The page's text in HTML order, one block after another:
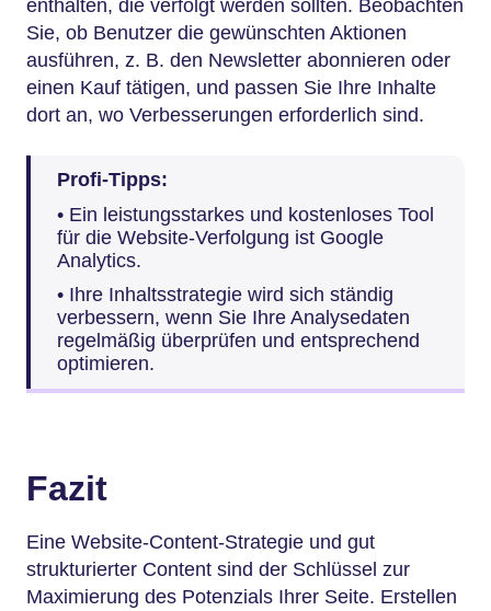
enthalten, die verfolgt werden sollten. Beobachten
Sie, ob Benutzer die gewünschten Aktionen
ausführen, z. B. den Newsletter abonnieren oder
einen Kauf tätigen, und passen Sie Ihre Inhalte
dort an, wo Verbesserungen erforderlich sind.
Profi-Tipps:
• Ein leistungsstarkes und kostenloses Tool
für die Website-Verfolgung ist Google
Analytics.
• Ihre Inhaltsstrategie wird sich ständig
verbessern, wenn Sie Ihre Analysedaten
regelmäßig überprüfen und entsprechend
optimieren.
Fazit
Eine Website-Content-Strategie und gut
strukturierter Content sind der Schlüssel zur
Maximierung des Potenzials Ihrer Seite. Erstellen